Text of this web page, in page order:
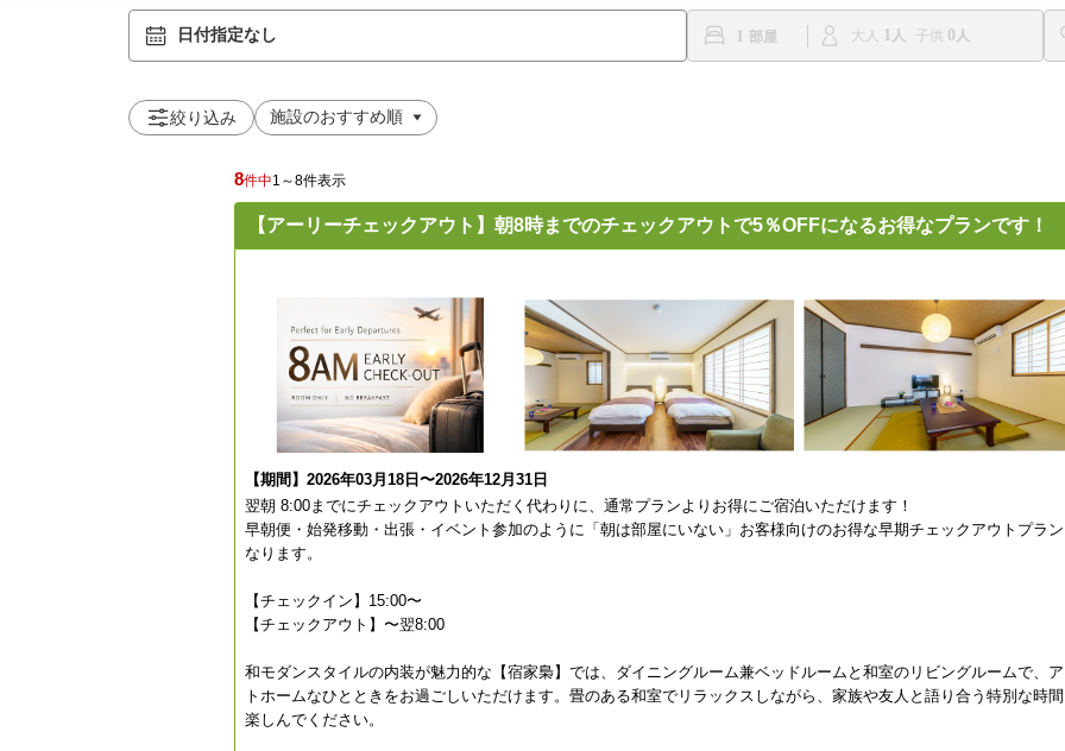
日付指定なし 1 大人 1 子供 0
絞り込み
8件中1～8件表示
【アーリーチェックアウト】朝8時までのチェックアウトで5％OFFになるお得なプランです！
【期間】2026年03月18日〜2026年12月31日
翌朝 8:00までにチェックアウトいただく代わりに、通常プランよりお得にご宿泊いただけます！
早朝便・始発移動・出張・イベント参加のように「朝は部屋にいない」お客様向けのお得な早期チェックアウトプラ
なります。
【チェックイン】15:00〜
【チェックアウト】〜翌8:00
和モダンスタイルの内装が魅力的な【宿家梟】では、ダイニングルーム兼ベッドルームと和室のリビングルームで、ア
トホームなひとときをお過ごしいただけます。畳のある和室でリラックスしながら、家族や友人と語り合う特別な時
楽しんでください。